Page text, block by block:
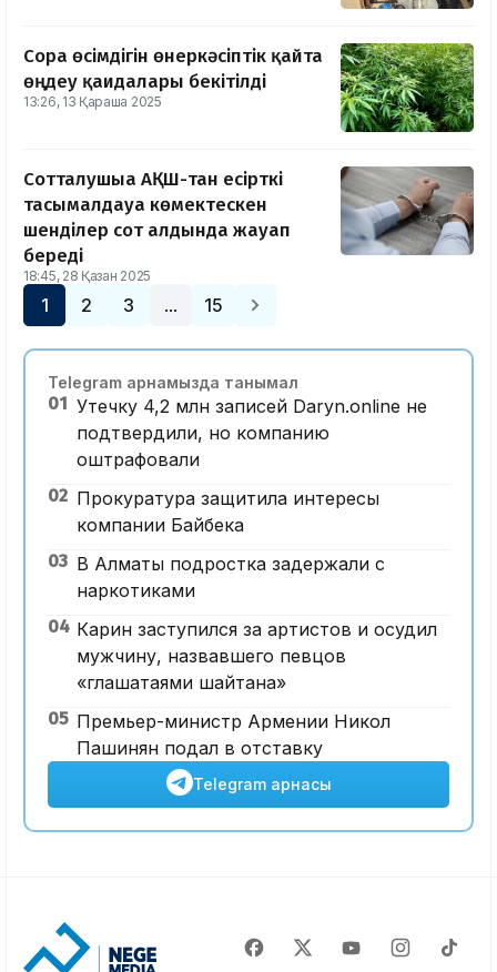
Cора өсімдігін өнеркәсіптік қайта
өңдеу қағидалары бекітілді
13:26, 13 Қараша 2025
Сотталушыға АҚШ-тан есірткі
тасымалдауға көмектескен
шенділер сот алдында жауап
береді
18:45, 28 Қазан 2025
1 2 3 … 15
Telegram арнамызда танымал
01 Утечку 4,2 млн записей Daryn.online не
подтвердили, но компанию
оштрафовали
02 Прокуратура защитила интересы
компании Байбека
03 В Алматы подростка задержали с
наркотиками
04 Карин заступился за артистов и осудил
мужчину, назвавшего певцов
«глашатаями шайтана»
05 Премьер-министр Армении Никол
Пашинян подал в отставку
Telegram арнасы